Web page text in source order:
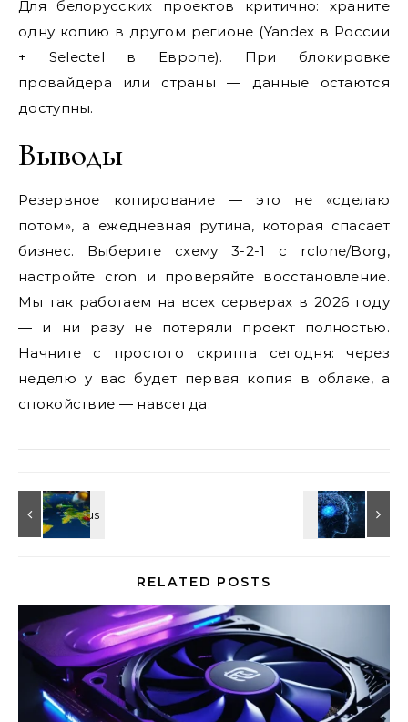
Для белорусских проектов критично: храните
одну копию в другом регионе (Yandex в России
+ Selectel в Европе). При блокировке
провайдера или страны — данные остаются
доступны.
Выводы
Резервное копирование — это не «сделаю
потом», а ежедневная рутина, которая спасает
бизнес. Выберите схему 3-2-1 с rclone/Borg,
настройте cron и проверяйте восстановление.
Мы так работаем на всех серверах в 2026 году
— и ни разу не потеряли проект полностью.
Начните с простого скрипта сегодня: через
неделю у вас будет первая копия в облаке, а
спокойствие — навсегда.
RELATED POSTS